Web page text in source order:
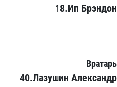
18.Ип Брэндон
Вратарь
40.Лазушин Александр